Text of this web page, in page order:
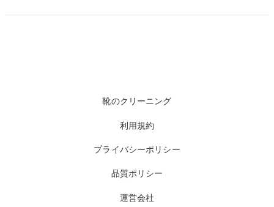
靴のクリーニング
利用規約
プライバシーポリシー
品質ポリシー
運営会社